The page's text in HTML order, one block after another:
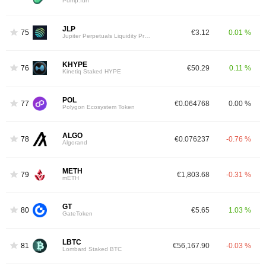
75 JLP €3.12 0.01 %
76 KHYPE
Kinetiq Staked HYPE €50.29 0.11 %
77 POL
Polygon Ecosystem Token €0.064768 0.00 %
78 ALGO
Algorand €0.076237 -0.76 %
79 METH
mETH €1,803.68 -0.31 %
80 GT
GateToken €5.65 1.03 %
81 LBTC
Lombard Staked BTC €56,167.90 -0.03 %